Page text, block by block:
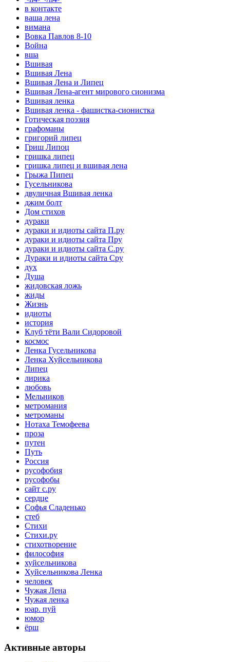
в контакте
ваша лена
вимана
Вовка Павлов 8-10
Война
вша
Вшивая
Вшивая Лена
Вшивая Лена и Липец
Вшивая Лена-агент мирового сионизма
Вшивая ленка
Вшивая ленка - фашистка-сионистка
Готическая поэзия
графоманы
григорий липец
Гриш Липоц
гришка липец
гришка липец и вшивая лена
Грыжа Пипец
Гусельникова
двуличная Вшивая ленка
джим болт
Дом стихов
дураки
дураки и идиоты сайта П.ру
дураки и идиоты сайта Пру
дураки и идиоты сайта С.ру
Дураки и идиоты сайта Сру
дух
Душа
жидовская ложь
жиды
Жизнь
идиоты
история
Клуб тёти Вали Сидоровой
космос
Ленка Гусельникова
Ленка Хуйсельникова
Липец
лирика
любовь
Мельников
метромания
метроманы
Нотаха Темофеева
проза
путен
Путь
Россия
русофобия
русофобы
сайт с.ру
сердце
Софья Сладенько
стеб
Стихи
Стихи.ру
стихотворение
философия
хуйсельникова
Хуйсельникова Ленка
человек
Чужая Лена
Чужая ленка
юар. пуй
юмор
ёрш
Активные авторы